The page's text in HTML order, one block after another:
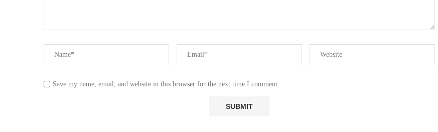
Save my name, email, and website in this browser for the next time I comment.